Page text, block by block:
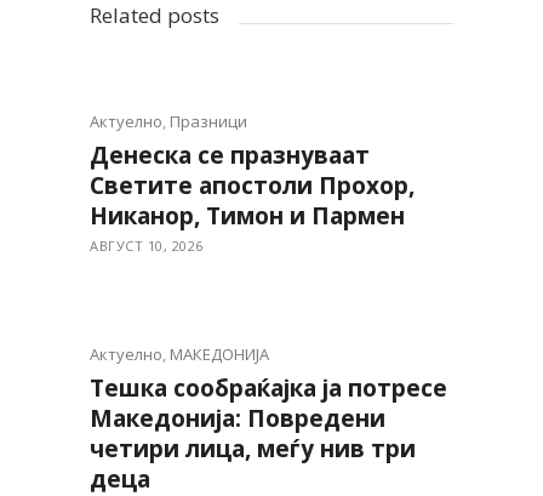
Related posts
Актуелно, Празници
Денеска се празнуваат
Светите апостоли Прохор,
Никанор, Тимон и Пармен
АВГУСТ 10, 2026
Актуелно, МАКЕДОНИЈА
Тешка сообраќајка ја потресе
Македонија: Повредени
четири лица, меѓу нив три
деца